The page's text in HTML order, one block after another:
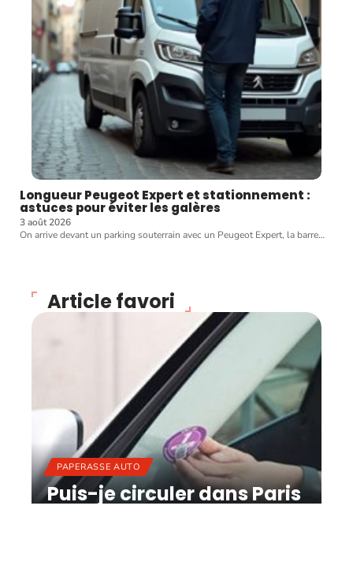
Longueur Peugeot Expert et stationnement :
astuces pour éviter les galères
3 août 2026
On arrive devant un parking souterrain avec un Peugeot Expert, la barre…
Article favori
PAPERASSE AUTO
Puis-je circuler dans Paris